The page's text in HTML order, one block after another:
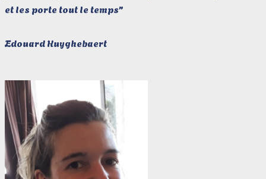
et les porte tout le temps”
Edouard Huyghebaert